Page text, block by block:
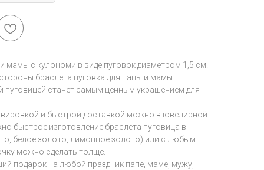
мамы с кулономи в виде пуговок диаметром 1,5 см.
браслета пуговка для папы и мамы.
пуговицей станет самым ценным украшением для
и быстрой доставкой можно в ювелирной
быстрое изготовление браслета пуговица в
белое золото, лимонное золото) или с любым
можно сделать толще.
подарок на любой праздник папе, маме, мужу,